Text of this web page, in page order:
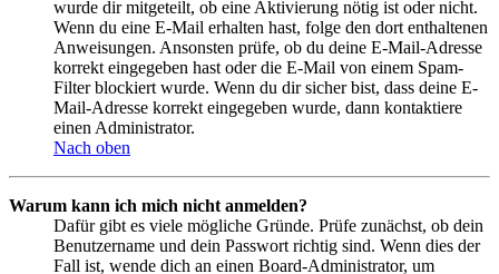
wurde dir mitgeteilt, ob eine Aktivierung nötig ist oder nicht.
Wenn du eine E-Mail erhalten hast, folge den dort enthaltenen
Anweisungen. Ansonsten prüfe, ob du deine E-Mail-Adresse
korrekt eingegeben hast oder die E-Mail von einem Spam-
Filter blockiert wurde. Wenn du dir sicher bist, dass deine E-
Mail-Adresse korrekt eingegeben wurde, dann kontaktiere
einen Administrator.
Nach oben
Warum kann ich mich nicht anmelden?
Dafür gibt es viele mögliche Gründe. Prüfe zunächst, ob dein
Benutzername und dein Passwort richtig sind. Wenn dies der
Fall ist, wende dich an einen Board-Administrator, um